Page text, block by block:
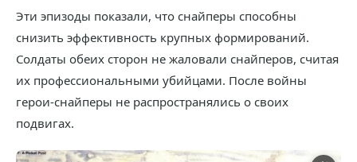
Эти эпизоды показали, что снайперы способны
снизить эффективность крупных формирований.
Солдаты обеих сторон не жаловали снайперов, считая
их профессиональными убийцами. После войны
герои-снайперы не распространялись о своих
подвигах.